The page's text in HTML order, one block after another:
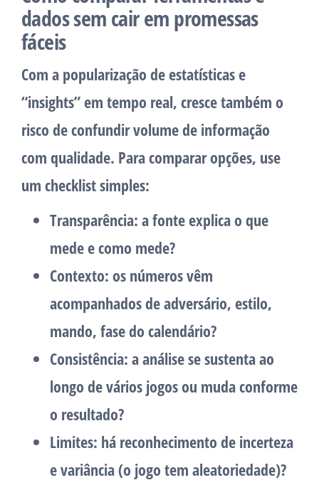
dados sem cair em promessas
fáceis
Com a popularização de estatísticas e
“insights” em tempo real, cresce também o
risco de confundir volume de informação
com qualidade. Para comparar opções, use
um checklist simples:
Transparência: a fonte explica o que
mede e como mede?
Contexto: os números vêm
acompanhados de adversário, estilo,
mando, fase do calendário?
Consistência: a análise se sustenta ao
longo de vários jogos ou muda conforme
o resultado?
Limites: há reconhecimento de incerteza
e variância (o jogo tem aleatoriedade)?